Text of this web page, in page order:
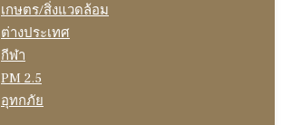
เกษตร/สิ่งแวดล้อม
ต่างประเทศ
กีฬา
PM 2.5
อุทกภัย